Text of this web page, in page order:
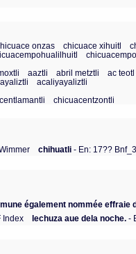
onzas chicuace xihuitl
aaztli abril metztli ac
acaliyayaliztli
chicuacentzontli
chihuatli - En: 17??
également nommée effraie
Index lechuza aue dela noche. -